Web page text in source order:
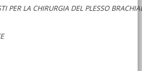
PER LA CHIRURGIA DEL PLESSO